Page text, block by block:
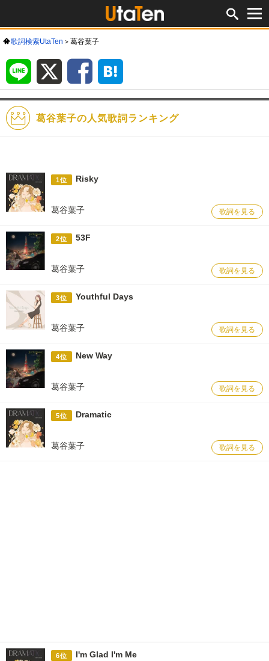
歌詞検索UtaTen 葛谷葉子
LINE Facebook
ク
ー
葛谷葉子の人気歌詞ランキング
1位 Risky
葛谷葉子 歌詞を見る
2位 53F
葛谷葉子 歌詞を見る
3位 Youthful Days
葛谷葉子 歌詞を見る
4位 New Way
葛谷葉子 歌詞を見る
5位 Dramatic
葛谷葉子 歌詞を見る
6位 I'm Glad I'm Me